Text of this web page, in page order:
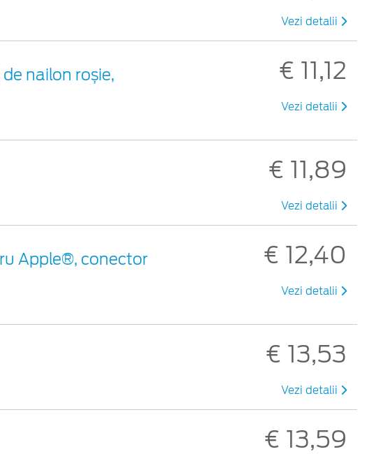
Vezi detalii
nailon roșie,
€ 11,12
Vezi detalii
€ 11,89
Vezi detalii
Apple®, conector
€ 12,40
Vezi detalii
€ 13,53
Vezi detalii
€ 13,59